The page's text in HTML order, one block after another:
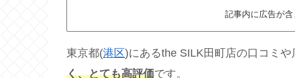
記事内に広告が含
東京都(港区)にあるthe SILK田町店の口コミや
く、とても高評価です。